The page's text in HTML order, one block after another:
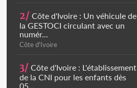
2/ Côte d'Ivoire : Un véhicule de
la GESTOCI circulant avec un
numér...
Côte d'Ivoire
3/ Côte d'Ivoire : L'établissement
de la CNI pour les enfants dès
05...